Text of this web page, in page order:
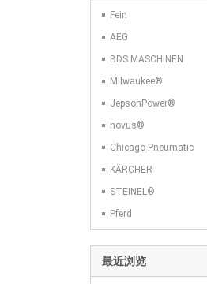
Fein
AEG
BDS MASCHINEN
Milwaukee®
JepsonPower®
novus®
Chicago Pneumatic
KÄRCHER
STEINEL®
Pferd
最近浏览